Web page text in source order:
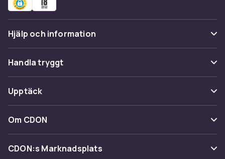
Hjälp och information
Vanliga frågor
Spåra paket
Ångra & Returnera här
Kundservice
Handla tryggt
Betalning
Leverans
Återkallelser
Upptäck
Kategorier
Varumärken
Om CDON
Om oss
CDON:s Marknadsplats